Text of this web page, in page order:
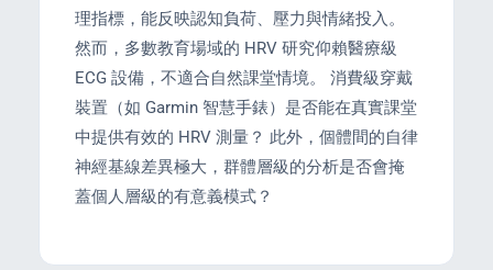
理指標，能反映認知負荷、壓力與情緒投入。
然而，多數教育場域的 HRV 研究仰賴醫療級
ECG 設備，不適合自然課堂情境。 消費級穿戴
裝置（如 Garmin 智慧手錶）是否能在真實課堂
中提供有效的 HRV 測量？ 此外，個體間的自律
神經基線差異極大，群體層級的分析是否會掩
蓋個人層級的有意義模式？